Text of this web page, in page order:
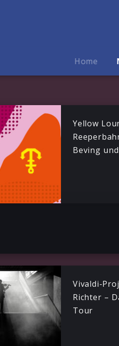
Home
Yellow
Beving
Vivaldi-
Richter –
Tour